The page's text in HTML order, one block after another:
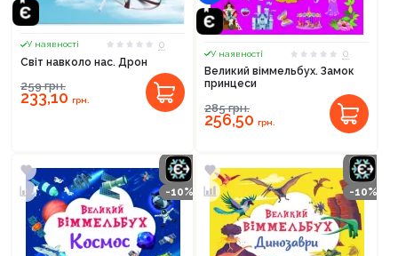
У наявності
0
Світ навколо нас. Дрон
259грн.
233,10 грн.
У наявності
0
Великий віммельбух. Замок
принцеси
285грн.
256,50 грн.
-10% -10%